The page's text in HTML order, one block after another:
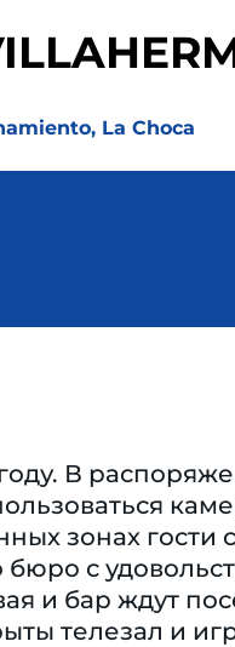
La Choca
В
зонах гости
бюро с
и бар ждут
телезал и